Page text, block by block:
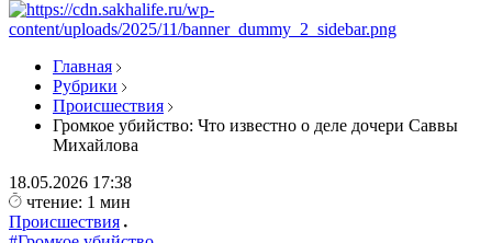
Главная
Рубрики
Происшествия
Громкое убийство: Что известно о деле дочери Саввы
Михайлова
18.05.2026 17:38
чтение: 1 мин
Происшествия